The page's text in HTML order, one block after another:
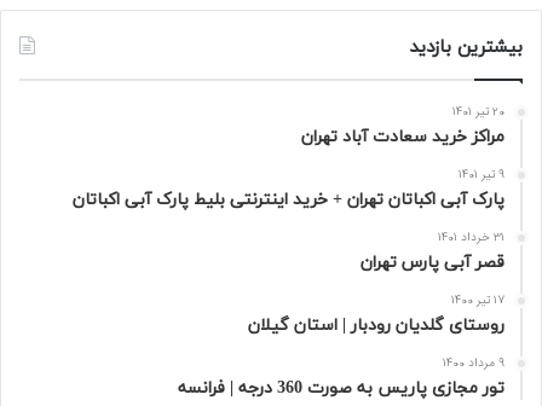
بیشترین بازدید
20 تیر 1401
مراکز خرید سعادت‌ آباد تهران
9 تیر 1401
پارک آبی اکباتان تهران + خرید اینترنتی بلیط پارک آبی اکباتان
31 خرداد 1401
قصر آبی پارس تهران
17 تیر 1400
روستای گلدیان رودبار | استان گیلان
9 مرداد 1400
تور مجازی پاریس به صورت 360 درجه | فرانسه